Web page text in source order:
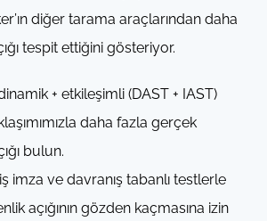
diğer tarama araçlarından daha
tespit ettiğini gösteriyor.
+ etkileşimli (DAST + IAST)
daha fazla gerçek
bulun.
imza ve davranış tabanlı testlerle
açığının gözden kaçmasına izin